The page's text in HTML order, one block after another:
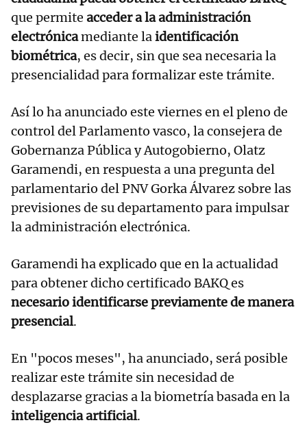
que permite acceder a la administración
electrónicamediante laidentificación
biométrica, es decir, sin que sea necesaria la
presencialidad para formalizar este trámite.
Así lo ha anunciado este viernes en el pleno de
control del Parlamento vasco, la consejera de
Gobernanza Pública y Autogobierno, Olatz
Garamendi, en respuesta a una pregunta del
parlamentario del PNV Gorka Álvarez sobre las
previsiones de su departamento para impulsar
la administración electrónica.
Garamendi ha explicado que en la actualidad
para obtener dicho certificado BAKQ es
necesario identificarse previamente de manera
presencial.
En "pocos meses", ha anunciado, será posible
realizar este trámite sin necesidad de
desplazarse gracias a la biometría basada en la
inteligencia artificial.